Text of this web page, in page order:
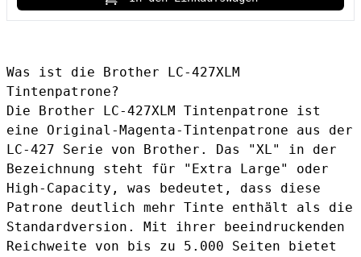
Was ist die Brother LC-427XLM
Tintenpatrone?
Die Brother LC-427XLM Tintenpatrone ist
eine Original-Magenta-Tintenpatrone aus der
LC-427 Serie von Brother. Das "XL" in der
Bezeichnung steht für "Extra Large" oder
High-Capacity, was bedeutet, dass diese
Patrone deutlich mehr Tinte enthält als die
Standardversion. Mit ihrer beeindruckenden
Reichweite von bis zu 5.000 Seiten bietet